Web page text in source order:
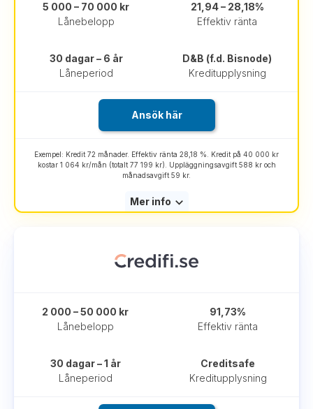
Lånebelopp
5 000 – 70 000 kr
Effektiv ränta
21,94 – 28,18%
Låneperiod
30 dagar – 6 år
Kreditupplysning
D&B (f.d. Bisnode)
Ansök här
Exempel: Kredit 72 månader. Effektiv ränta 28,18 %. Kredit på 40 000 kr
kostar 1 064 kr/mån (totalt 77 199 kr). Uppläggningsavgift 588 kr och
månadsavgift 59 kr.
Mer info
Lånebelopp
2 000 – 50 000 kr
Effektiv ränta
91,73%
Låneperiod
30 dagar – 1 år
Kreditupplysning
Creditsafe